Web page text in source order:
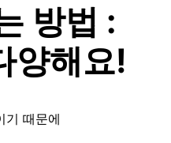
방법 :
양해요!
기 때문에